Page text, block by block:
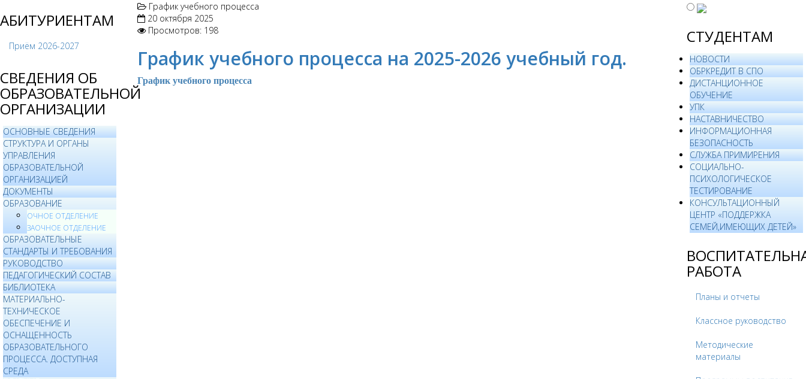
АБИТУРИЕНТАМ
Приём 2026-2027
СВЕДЕНИЯ ОБ
ОБРАЗОВАТЕЛЬНОЙ
ОРГАНИЗАЦИИ
ОСНОВНЫЕ СВЕДЕНИЯ
СТРУКТУРА И ОРГАНЫ
УПРАВЛЕНИЯ
ОБРАЗОВАТЕЛЬНОЙ
ОРГАНИЗАЦИЕЙ
ДОКУМЕНТЫ
ОБРАЗОВАНИЕ
ОЧНОЕ ОТДЕЛЕНИЕ
ЗАОЧНОЕ ОТДЕЛЕНИЕ
ОБРАЗОВАТЕЛЬНЫЕ
СТАНДАРТЫ И ТРЕБОВАНИЯ
РУКОВОДСТВО
ПЕДАГОГИЧЕСКИЙ СОСТАВ
БИБЛИОТЕКА
МАТЕРИАЛЬНО-
ТЕХНИЧЕСКОЕ
ОБЕСПЕЧЕНИЕ И
ОСНАЩЕННОСТЬ
ОБРАЗОВАТЕЛЬНОГО
ПРОЦЕССА. ДОСТУПНАЯ
СРЕДА
График учебного процесса
20 октября 2025
Просмотров: 198
График учебного процесса на 2025-2026 учебный год.
График учебного процесса
СТУДЕНТАМ
НОВОСТИ
ОБРКРЕДИТ В СПО
ДИСТАНЦИОННОЕ
ОБУЧЕНИЕ
УПК
НАСТАВНИЧЕСТВО
ИНФОРМАЦИОННАЯ
БЕЗОПАСНОСТЬ
СЛУЖБА ПРИМИРЕНИЯ
СОЦИАЛЬНО-
ПСИХОЛОГИЧЕСКОЕ
ТЕСТИРОВАНИЕ
КОНСУЛЬТАЦИОННЫЙ
ЦЕНТР «ПОДДЕРЖКА
СЕМЕЙ,ИМЕЮЩИХ ДЕТЕЙ»
РАБОТА
Планы и отчеты
Классное руководство
Методические
материалы